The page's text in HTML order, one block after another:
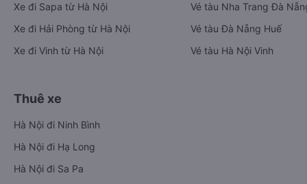
Xe đi Sapa từ Hà Nội
Xe đi Hải Phòng từ Hà Nội
Xe đi Vinh từ Hà Nội
Vé tàu Nha Trang Đà
Vé tàu Đà Nẵng Huế
Vé tàu Hà Nội Vinh
Thuê xe
Hà Nội đi Ninh Bình
Hà Nội đi Hạ Long
Hà Nội đi Sa Pa